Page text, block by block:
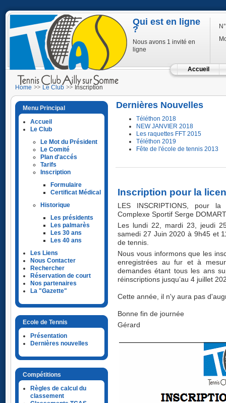
Qui est en ligne
?
Nous avons 1 invité en
ligne
Accueil
Home Le Club Inscription
Menu Principal
Accueil
Le Club
Le Mot du Président
Le Comité
Plan d'accés
Tarifs
Inscription
Formulaire
Certificat Médical
Historique
Les présidents
Les palmarès
Les 30 ans
Les 40 ans
Les Liens
Nous Contacter
Rechercher
Réservation de court
Nos partenaires
La "Gazette"
Ecole de Tennis
Présentation
Dernières nouvelles
Compétitions
Règles de calcul du
classement
Dernières Nouvelles
Téléthon 2018
NEW JANVIER 2018
Les raquettes FFT 2015
Téléthon 2019
Fête de l'école de tennis 2013
Inscription pour la
LES INSCRIPTIONS, pour
Complexe Sportif Serge
Les lundi 22, mardi 23, jeudi
samedi 27 Juin 2020 à 9h45 et
de tennis.
Nous vous informons que les
enregistrées au fur et à
demandes étant tous les ans
réinscriptions jusqu’au 4 juillet
Cette année, il n'y aura pas
Bonne fin de journée
Gérard